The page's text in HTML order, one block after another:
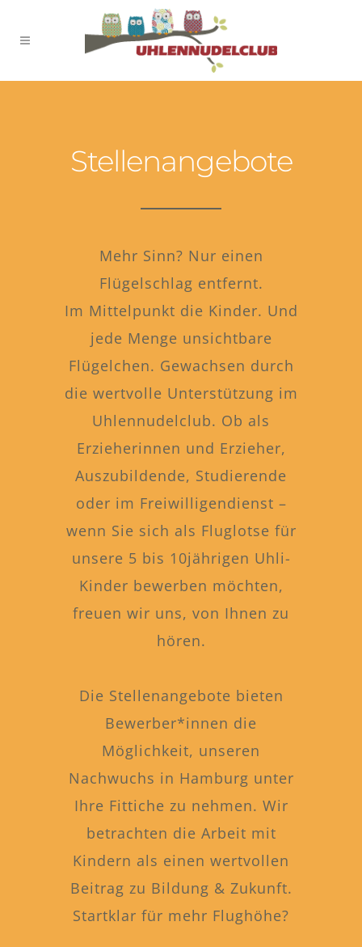
Stellenangebote
Mehr Sinn? Nur einen
Flügelschlag entfernt.
Im Mittelpunkt die Kinder. Und
jede Menge unsichtbare
Flügelchen. Gewachsen durch
die wertvolle Unterstützung im
Uhlennudelclub. Ob als
Erzieherinnen und Erzieher,
Auszubildende, Studierende
oder im Freiwilligendienst –
wenn Sie sich als Fluglotse für
unsere 5 bis 10jährigen Uhli-
Kinder bewerben möchten,
freuen wir uns, von Ihnen zu
hören.
Die Stellenangebote bieten
Bewerber*innen die
Möglichkeit, unseren
Nachwuchs in Hamburg unter
Ihre Fittiche zu nehmen. Wir
betrachten die Arbeit mit
Kindern als einen wertvollen
Beitrag zu Bildung & Zukunft.
Startklar für mehr Flughöhe?